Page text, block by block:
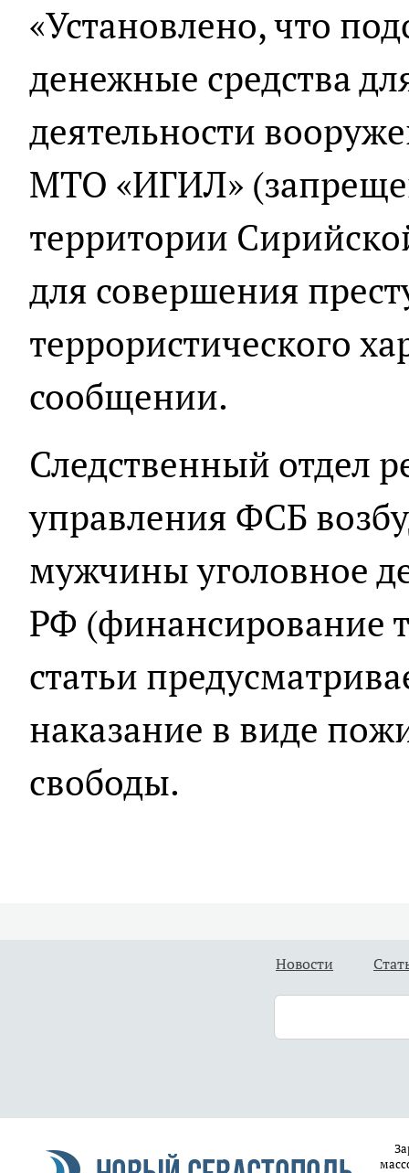
«Установлено, что
денежные средства
деятельности
МТО «ИГИЛ»
территории
для совершения
террористического
сообщении.
Следственный отдел
управления ФСБ
мужчины уголовное
РФ (финансирование
статьи
наказание в виде
свободы.
Новости